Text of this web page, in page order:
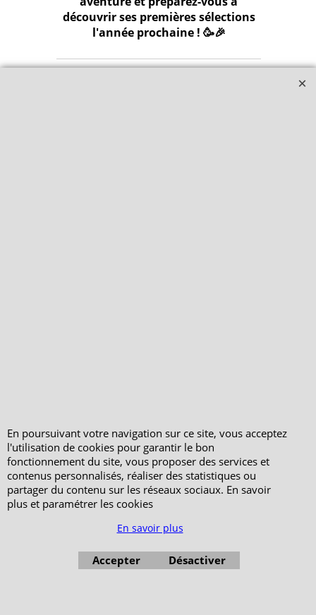
découvrir ses premières sélections
l'année prochaine ! 🥳🎉
Votre Espace Adhérent
En poursuivant votre navigation sur ce site, vous acceptez
l'utilisation de cookies pour garantir le bon
fonctionnement du site, vous proposer des services et
contenus personnalisés, réaliser des statistiques ou
partager du contenu sur les réseaux sociaux. En savoir
plus et paramétrer les cookies
En savoir plus
Accepter Désactiver